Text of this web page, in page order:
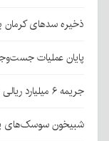
ذخیره سدهای کرمان به ۲۴۹ میلیون مترمکعب
پایان عملیات جست‌وجو در
جریمه ۶ میلیارد ریالی برای قاچاقچی نارنگی پاکستانی در بافت
شبیخون سوسک‌های